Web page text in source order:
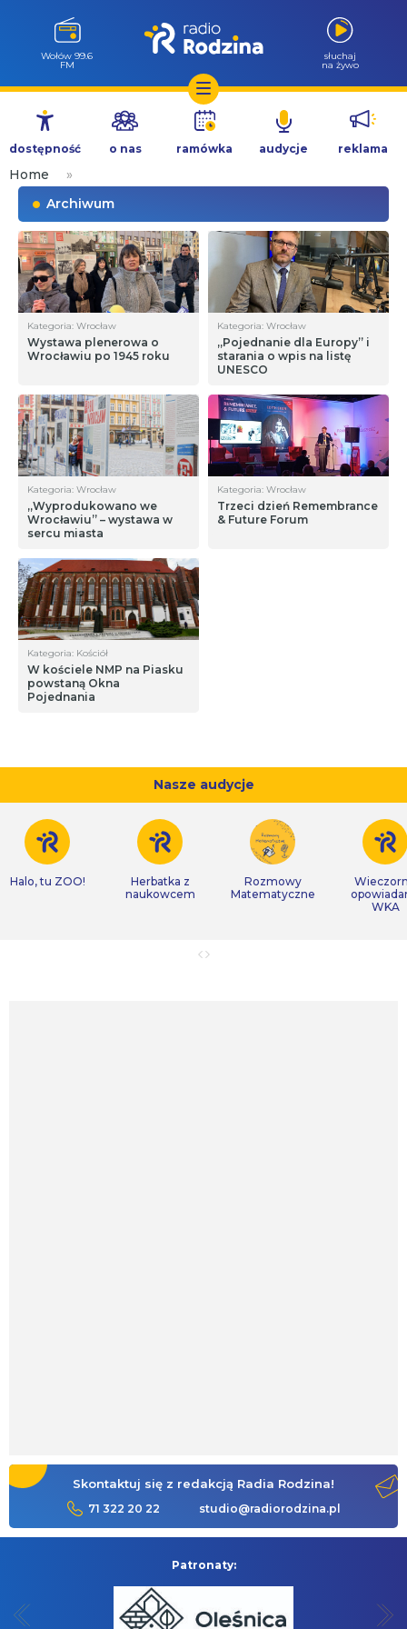
Przejdź
treści
Wołów 99.6
FM
słuchaj
na żywo
dostępność o nas ramówka audycje reklama
Home
»
Archiwum
Kategoria: Wrocław
Wystawa plenerowa o
Wrocławiu po 1945 roku
Kategoria: Wrocław
„Pojednanie dla Europy” i
starania o wpis na listę
UNESCO
Kategoria: Wrocław
„Wyprodukowano we
Wrocławiu” – wystawa w
sercu miasta
Kategoria: Wrocław
Trzeci dzień Remembrance
& Future Forum
Kategoria: Kościół
W kościele NMP na Piasku
powstaną Okna
Pojednania
Nasze audycje
Halo, tu ZOO!
Herbatka z
naukowcem
Rozmowy
Matematyczne
WKA
Skontaktuj się z redakcją Radia Rodzina!
71 322 20 22 studio@radiorodzina.pl
Patronaty: